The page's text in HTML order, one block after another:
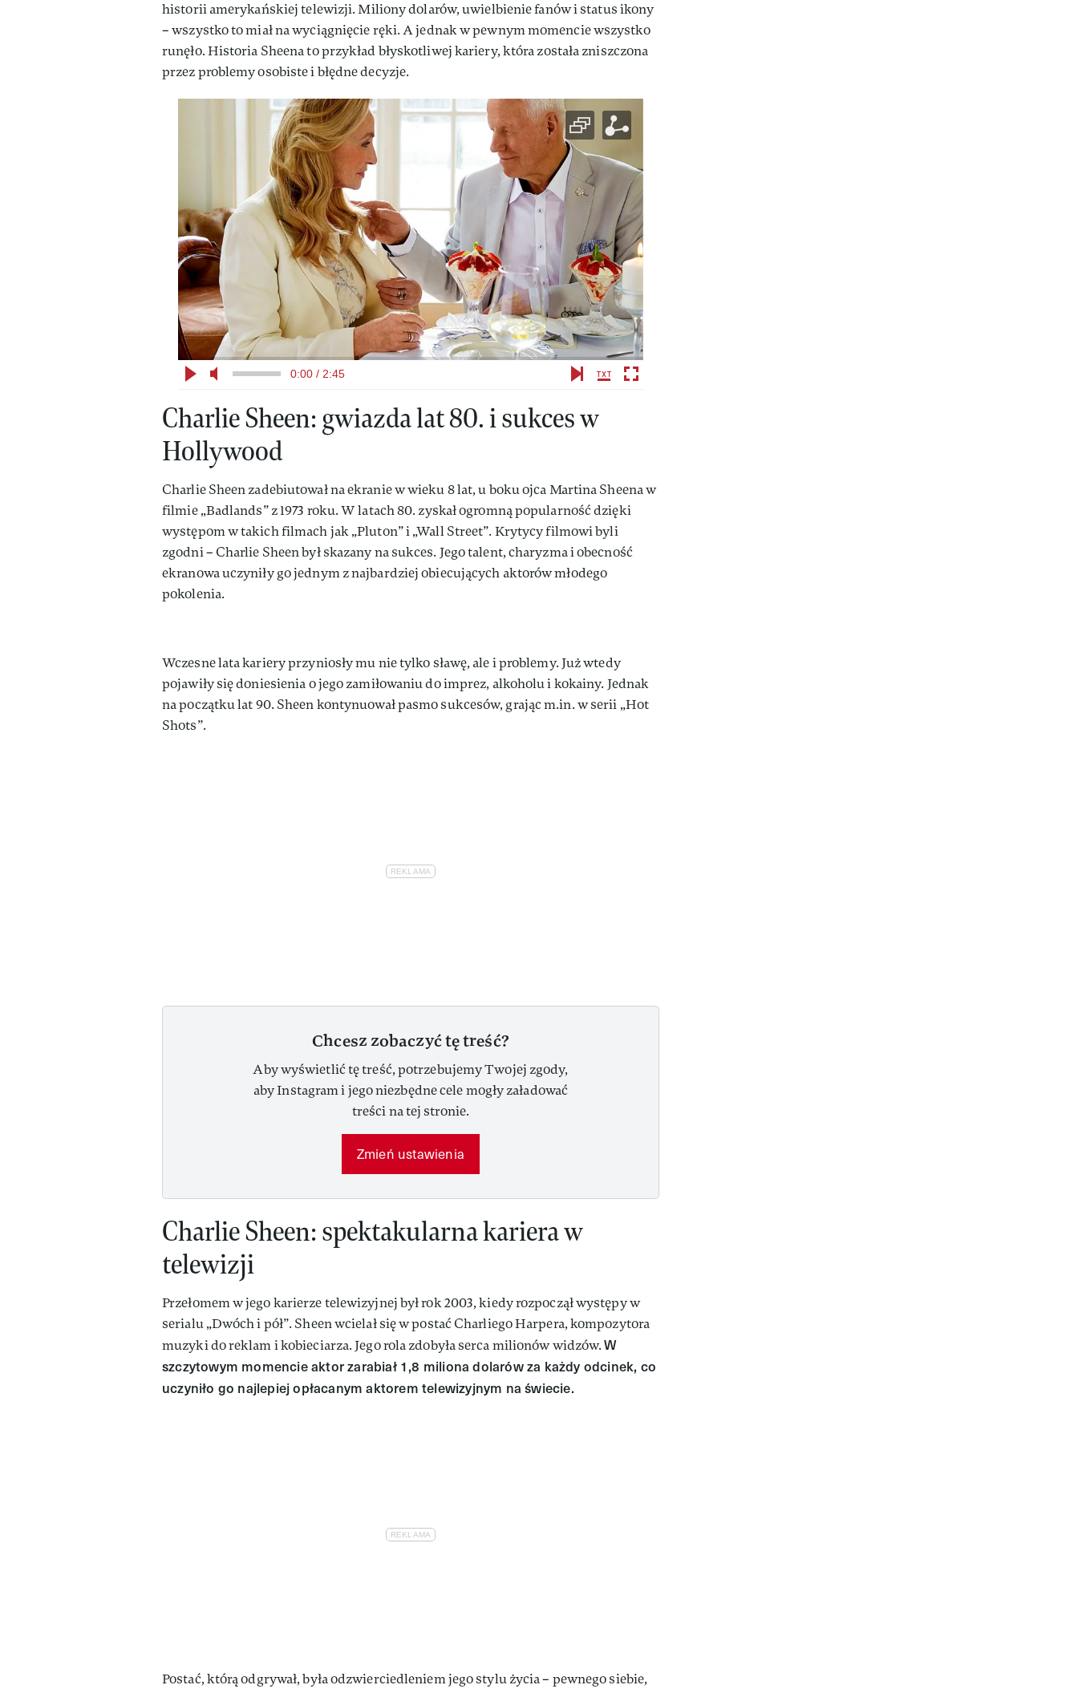
historii amerykańskiej telewizji. Miliony dolarów, uwielbienie fanów i status ikony
– wszystko to miał na wyciągnięcie ręki. A jednak w pewnym momencie wszystko
runęło. Historia Sheena to przykład błyskotliwej kariery, która została zniszczona
przez problemy osobiste i błędne decyzje.
0:00 / 2:45
Charlie Sheen: gwiazda lat 80. i sukces w
Hollywood
Charlie Sheen zadebiutował na ekranie w wieku 8 lat, u boku ojca Martina Sheena w
filmie „Badlands” z 1973 roku. W latach 80. zyskał ogromną popularność dzięki
występom w takich filmach jak „Pluton” i „Wall Street”. Krytycy filmowi byli
zgodni – Charlie Sheen był skazany na sukces. Jego talent, charyzma i obecność
ekranowa uczyniły go jednym z najbardziej obiecujących aktorów młodego
pokolenia.
Wczesne lata kariery przyniosły mu nie tylko sławę, ale i problemy. Już wtedy
pojawiły się doniesienia o jego zamiłowaniu do imprez, alkoholu i kokainy. Jednak
na początku lat 90. Sheen kontynuował pasmo sukcesów, grając m.in. w serii „Hot
Shots”.
Chcesz zobaczyć tę treść?
Aby wyświetlić tę treść, potrzebujemy Twojej zgody,
aby Instagram i jego niezbędne cele mogły załadować
treści na tej stronie.
Zmień ustawienia
Charlie Sheen: spektakularna kariera w
telewizji
Przełomem w jego karierze telewizyjnej był rok 2003, kiedy rozpoczął występy w
serialu „Dwóch i pół”. Sheen wcielał się w postać Charliego Harpera, kompozytora
muzyki do reklam i kobieciarza. Jego rola zdobyła serca milionów widzów.W
szczytowym momencie aktor zarabiał 1,8 miliona dolarów za każdy odcinek, co
uczyniło go najlepiej opłacanym aktorem telewizyjnym na świecie.
Postać, którą odgrywał, była odzwierciedleniem jego stylu życia – pewnego siebie,